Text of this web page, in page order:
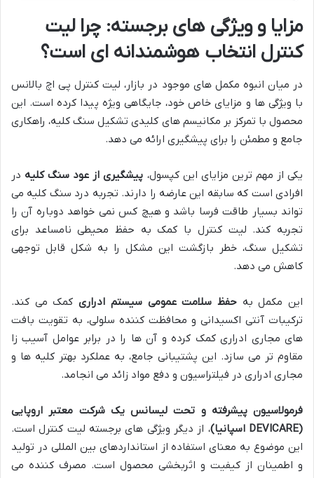
مزایا و ویژگی های برجسته: چرا لیت
کنترل انتخاب هوشمندانه ای است؟
در میان انبوه مکمل های موجود در بازار، لیت کنترل پی اچ بالانس
با ویژگی ها و مزایای خاص خود، جایگاهی ویژه پیدا کرده است. این
محصول با تمرکز بر مکانیسم های کلیدی تشکیل سنگ کلیه، راهکاری
جامع و مطمئن را برای پیشگیری ارائه می دهد.
یکی از مهم ترین مزایای این کپسول، پیشگیری از عود سنگ کلیه در
افرادی است که سابقه این عارضه را دارند. تجربه درد سنگ کلیه می
تواند بسیار طاقت فرسا باشد و هیچ کس نمی خواهد دوباره آن را
تجربه کند. لیت کنترل با کمک به حفظ محیطی نامساعد برای
تشکیل سنگ، خطر بازگشت این مشکل را به شکل قابل توجهی
کاهش می دهد.
این مکمل بهحفظ سلامت عمومی سیستم ادراریکمک می کند.
ترکیبات آنتی اکسیدانی و محافظت کننده سلولی، به تقویت بافت
های مجاری ادراری کمک کرده و آن ها را در برابر عوامل آسیب زا
مقاوم تر می سازد. این پشتیبانی جامع، به عملکرد بهتر کلیه ها و
مجاری ادراری در فیلتراسیون و دفع مواد زائد می انجامد.
فرمولاسیون پیشرفته و تحت لیسانس یک شرکت معتبر اروپایی
(DEVICARE اسپانیا)
، از دیگر ویژگی های برجسته لیت کنترل است.
این موضوع به معنای استفاده از استانداردهای بین المللی در تولید
و اطمینان از کیفیت و اثربخشی محصول است. مصرف کننده می